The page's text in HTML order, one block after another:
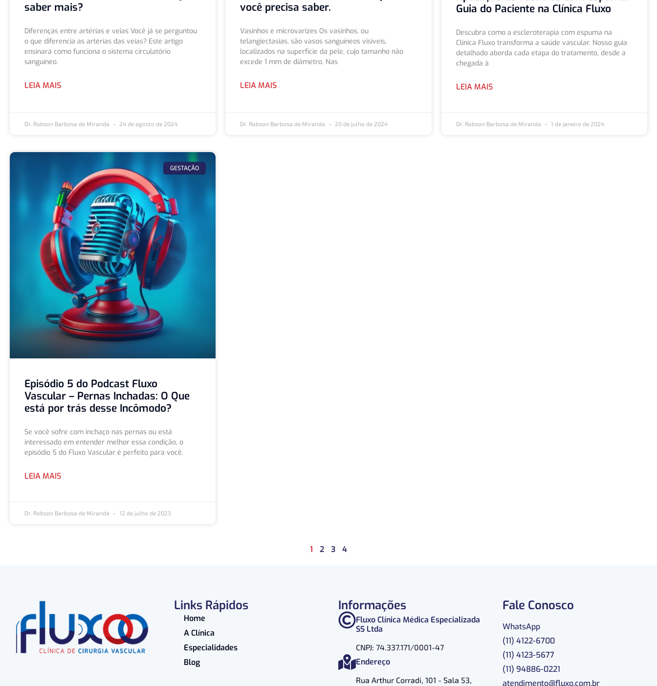
saber mais?
Diferenças entre artérias e veias Você já se perguntou
o que diferencia as artérias das veias? Este artigo
ensinará como funciona o sistema circulatório
sanguíneo.
LEIA MAIS
Dr. Robson Barbosa de Miranda 24 de agosto de 2024
você precisa saber.
Vasinhos e microvarizes Os vasinhos, ou
telangiectasias, são vasos sanguíneos visíveis,
localizados na superfície da pele, cujo tamanho não
excede 1 mm de diâmetro. Nas
LEIA MAIS
Dr. Robson Barbosa de Miranda 20 de julho de 2024
Guia do Paciente na Clínica Fluxo
Descubra como a escleroterapia com espuma na
Clínica Fluxo transforma a saúde vascular. Nosso guia
detalhado aborda cada etapa do tratamento, desde a
chegada à
LEIA MAIS
Dr. Robson Barbosa de Miranda 1 de janeiro de 2024
GESTAÇÃO
Episódio 5 do Podcast Fluxo
Vascular – Pernas Inchadas: O Que
está por trás desse Incômodo?
Se você sofre com inchaço nas pernas ou está
interessado em entender melhor essa condição, o
episódio 5 do Fluxo Vascular é perfeito para você.
LEIA MAIS
Dr. Robson Barbosa de Miranda 12 de julho de 2023
1 2 3 4
Links Rápidos
Home
A Clínica
Especialidades
Blog
Informações
Fluxo Clínica Médica Especializada
SS Ltda
CNPJ: 74.337.171/0001-47
Endereço
Rua Arthur Corradi, 101 - Sala 53,
Fale Conosco
WhatsApp
(11) 4122-6700
(11) 4123-5677
(11) 94886-0221
atendimento@fluxo.com.br